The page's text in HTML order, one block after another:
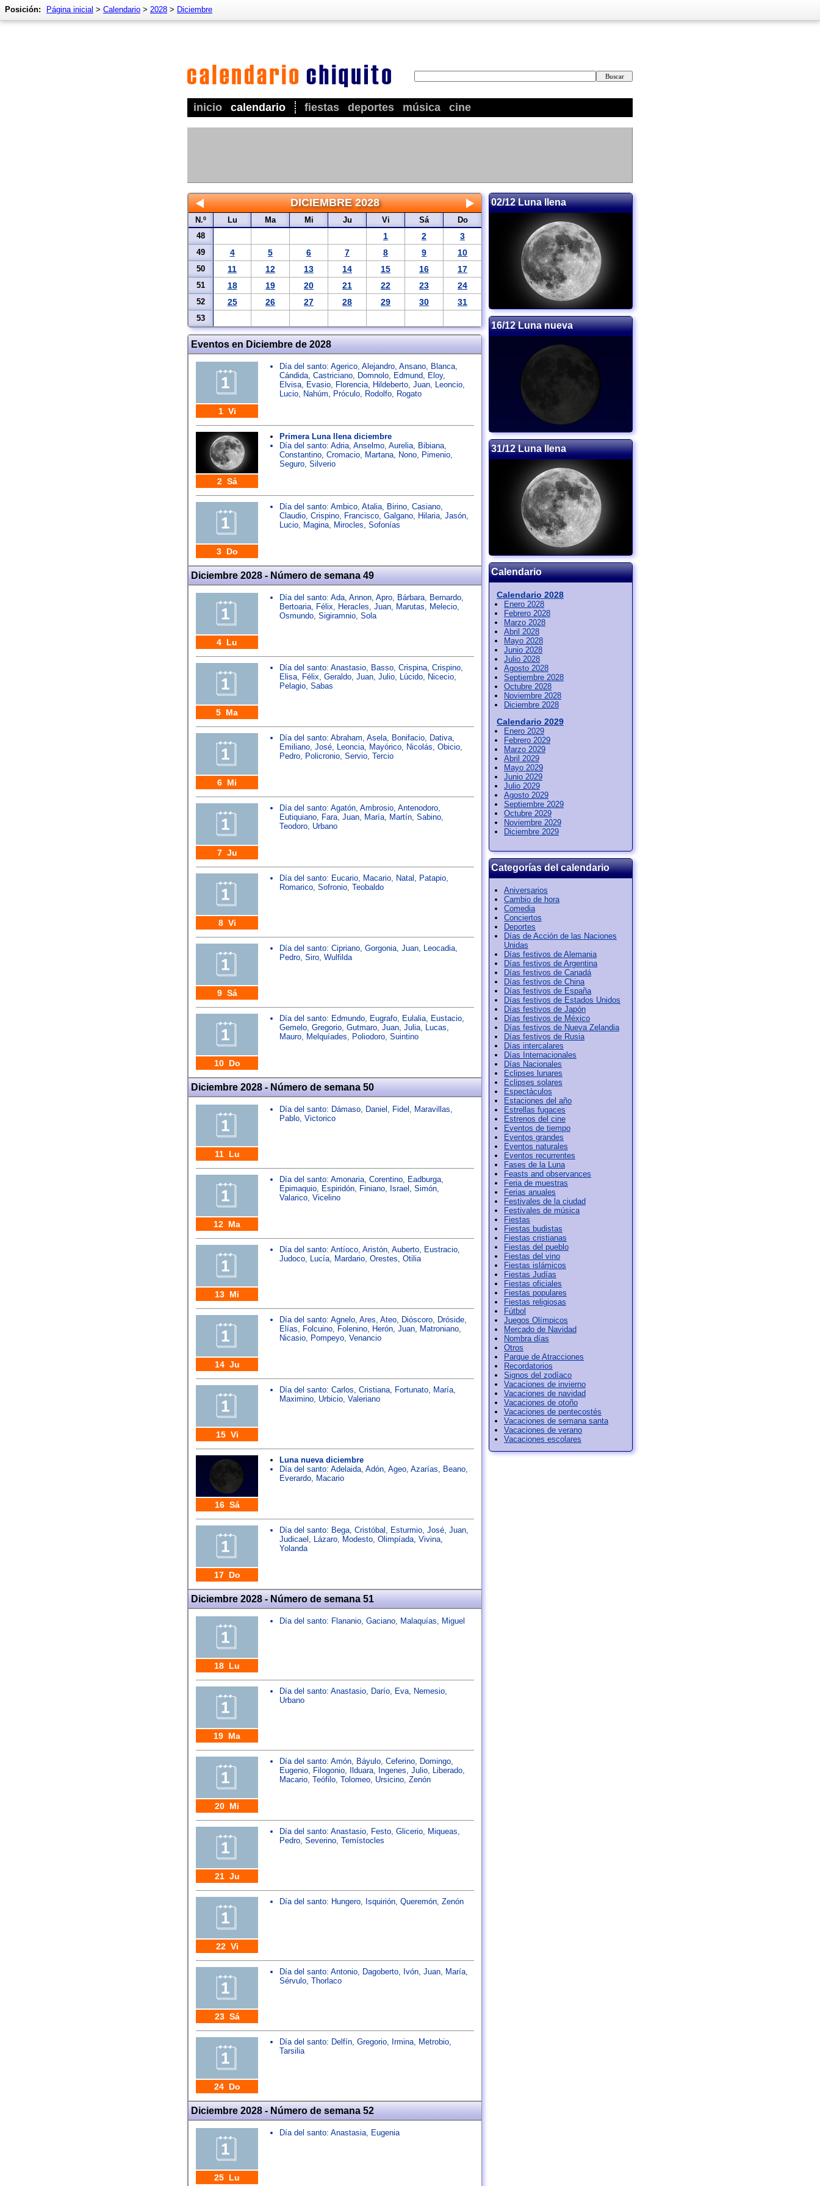
inicio calendario fiestas deportes música cine
Posición: Página inicial > Calendario > 2028 > Diciembre
DICIEMBRE 2028
N.º Lu Ma Mi Ju Vi Sá
Do
48
1 2 3
49 4 5 6 7 8 9 10
50 11 12 13 14 15 16 17
51 18 19 20 21 22 23 24
52 25 26 27 28 29 30 31
53
Eventos en Diciembre de 2028
1 Vi
Día del santo: Agerico, Alejandro, Ansano, Blanca,
Cándida, Castriciano, Domnolo, Edmund, Eloy,
Elvisa, Evasio, Florencia, Hildeberto, Juan, Leoncio,
Lucio, Nahúm, Próculo, Rodolfo, Rogato
2 Sá
Primera Luna llena diciembre
Día del santo: Adria, Anselmo, Aurelia, Bibiana,
Constantino, Cromacio, Martana, Nono, Pimenio,
Seguro, Silverio
3 Do
Día del santo: Ambico, Atalia, Birino, Casiano,
Claudio, Crispino, Francisco, Galgano, Hilaria, Jasón,
Lucio, Magina, Mirocles, Sofonías
Diciembre 2028 - Número de semana 49
4 Lu
Día del santo: Ada, Annon, Apro, Bárbara, Bernardo,
Bertoaria, Félix, Heracles, Juan, Marutas, Melecio,
Osmundo, Sigiramnio, Sola
5 Ma
Día del santo: Anastasio, Basso, Crispina, Crispino,
Elisa, Félix, Geraldo, Juan, Julio, Lúcido, Nicecio,
Pelagio, Sabas
6 Mi
Día del santo: Abraham, Asela, Bonifacio, Dativa,
Emiliano, José, Leoncia, Mayórico, Nicolás, Obicio,
Pedro, Policronio, Servio, Tercio
7 Ju
Día del santo: Agatón, Ambrosio, Antenodoro,
Eutiquiano, Fara, Juan, María, Martín, Sabino,
Teodoro, Urbano
8 Vi
Día del santo: Eucario, Macario, Natal , Patapio,
Romarico, Sofronio, Teobaldo
9 Sá
Día del santo: Cipriano, Gorgonia, Juan, Leocadia,
Pedro, Siro, Wulfilda
10 Do
Día del santo: Edmundo, Eugrafo, Eulalia, Eustacio,
Gemelo, Gregorio, Gutmaro, Juan, Julia, Lucas,
Mauro, Melquíades, Poliodoro, Suintino
Diciembre 2028 - Número de semana 50
11 Lu
Día del santo: Dámaso, Daniel , Fidel , Maravillas,
Pablo, Victorico
12 Ma
Día del santo: Amonaria, Corentino, Eadburga,
Epimaquio, Espiridón, Finiano, Israel , Simón,
Valarico, Vicelino
13 Mi
Día del santo: Antíoco, Aristón, Auberto, Eustracio,
Judoco, Lucía, Mardario, Orestes, Otilia
14 Ju
Día del santo: Agnelo, Ares, Ateo, Dióscoro, Dróside,
Elías, Folcuino, Folenino, Herón, Juan, Matroniano,
Nicasio, Pompeyo, Venancio
15 Vi
Día del santo: Carlos, Cristiana, Fortunato, María,
Maximino, Urbicio, Valeriano
16 Sá
Luna nueva diciembre
Día del santo: Adelaida, Adón, Ageo, Azarías, Beano,
Everardo, Macario
17 Do
Día del santo: Bega, Cristóbal , Esturmio, José, Juan,
Judicael , Lázaro, Modesto, Olimpíada, Vivina,
Yolanda
Diciembre 2028 - Número de semana 51
18 Lu
Día del santo: Flananio, Gaciano, Malaquías, Miguel
19 Ma
Día del santo: Anastasio, Darío, Eva, Nemesio,
Urbano
20 Mi
Día del santo: Amón, Báyulo, Ceferino, Domingo,
Eugenio, Filogonio, Ilduara, Ingenes, Julio, Liberado,
Macario, Teófilo, Tolomeo, Ursicino, Zenón
21 Ju
Día del santo: Anastasio, Festo, Glicerio, Miqueas,
Pedro, Severino, Temístocles
22 Vi
Día del santo: Hungero, Isquirión, Queremón, Zenón
23 Sá
Día del santo: Antonio, Dagoberto, Ivón, Juan, María,
Sérvulo, Thorlaco
24 Do
Día del santo: Delfín, Gregorio, Irmina, Metrobio,
Tarsilia
Diciembre 2028 - Número de semana 52
25 Lu
Día del santo: Anastasia, Eugenia
02/12 Luna llena
16/12 Luna nueva
31/12 Luna llena
Calendario
Calendario 2028
Enero 2028
Febrero 2028
Marzo 2028
Abril 2028
Mayo 2028
Junio 2028
Julio 2028
Agosto 2028
Septiembre 2028
Octubre 2028
Noviembre 2028
Diciembre 2028
Calendario 2029
Enero 2029
Febrero 2029
Marzo 2029
Abril 2029
Mayo 2029
Junio 2029
Julio 2029
Agosto 2029
Septiembre 2029
Octubre 2029
Noviembre 2029
Diciembre 2029
Categorías del calendario
Aniversarios
Cambio de hora
Comedia
Conciertos
Deportes
Días de Acción de las Naciones
Unidas
Días festivos de Alemania
Días festivos de Argentina
Días festivos de Canadá
Días festivos de China
Días festivos de España
Días festivos de Estados Unidos
Días festivos de Japón
Días festivos de México
Días festivos de Nueva Zelandia
Días festivos de Rusia
Días intercalares
Días Internacionales
Días Nacionales
Eclipses lunares
Eclipses solares
Espectáculos
Estaciones del año
Estrellas fugaces
Estrenos del cine
Eventos de tiempo
Eventos grandes
Eventos naturales
Eventos recurrentes
Fases de la Luna
Feasts and observances
Feria de muestras
Ferias anuales
Festivales de la ciudad
Festivales de música
Fiestas
Fiestas budistas
Fiestas cristianas
Fiestas del pueblo
Fiestas del vino
Fiestas islámicos
Fiestas Judías
Fiestas oficiales
Fiestas populares
Fiestas religiosas
Fútbol
Juegos Olímpicos
Mercado de Navidad
Nombra días
Otros
Parque de Atracciones
Recordatorios
Signos del zodíaco
Vacaciones de invierno
Vacaciones de navidad
Vacaciones de otoño
Vacaciones de pentecostés
Vacaciones de semana santa
Vacaciones de verano
Vacaciones escolares